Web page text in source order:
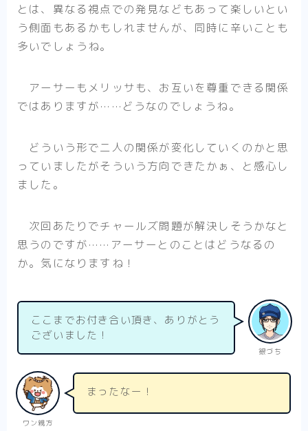
とは、異なる視点での発見などもあって楽しいとい
う側面もあるかもしれませんが、同時に辛いことも
多いでしょうね。
アーサーもメリッサも、お互いを尊重できる関係
ではありますが……どうなのでしょうね。
どういう形で二人の関係が変化していくのかと思
っていましたがそういう方向できたかぁ、と感心し
ました。
次回あたりでチャールズ問題が解決しそうかなと
思うのですが……アーサーとのことはどうなるの
か。気になりますね！
銀づち
ここまでお付き合い頂き、ありがとう
ございました！
ワン親方
まったなー！